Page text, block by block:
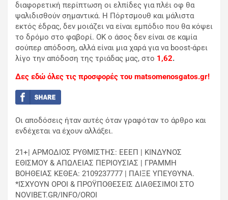
διαφορετική περίπτωση οι ελπίδες για πλέι οφ θα
ψαλιδισθούν σημαντικά. Η Πόρτσμουθ και μάλιστα
εκτός έδρας, δεν μοιάζει να είναι εμπόδιο που θα κόψει
το δρόμο στο φαβορί. ΟΚ ο άσος δεν είναι σε καμία
σούπερ απόδοση, αλλά είναι μια χαρά για να boost-άρει
λίγο την απόδοση της τριάδας μας, στο 1,62.
Δες εδώ όλες τις προσφορές του matsomenosgatos.gr!
Οι αποδόσεις ήταν αυτές όταν γραφόταν το άρθρο και
ενδέχεται να έχουν αλλάξει.
21+| ΑΡΜΟΔΙΟΣ ΡΥΘΜΙΣΤΗΣ: ΕΕΕΠ | ΚΙΝΔΥΝΟΣ
ΕΘΙΣΜΟΥ & ΑΠΩΛΕΙΑΣ ΠΕΡΙΟΥΣΙΑΣ | ΓΡΑΜΜΗ
ΒΟΗΘΕΙΑΣ ΚΕΘΕΑ: 2109237777 | ΠΑΙΞΕ ΥΠΕΥΘΥΝΑ.
*ΙΣΧΥΟΥΝ ΟΡΟΙ & ΠΡΟΫΠΟΘΕΣΕΙΣ ΔΙΑΘΕΣΙΜΟΙ ΣΤΟ
NOVIBET.GR/INFO/OROI